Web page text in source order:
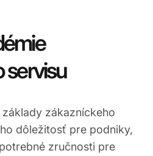
servisu
zákazníckeho
dôležitosť pre podniky,
zručnosti pre